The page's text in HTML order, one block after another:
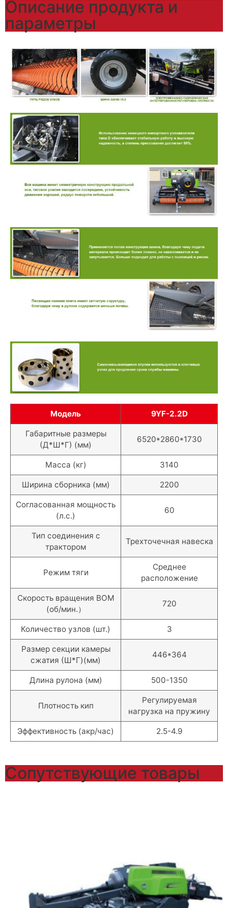
Описание продукта и
параметры​
Модель 9YF-2.2D
Габаритные размеры
(Д*Ш*Г) (мм)
6520*2860*1730
Масса (кг) 3140
Ширина сборника (мм) 2200
Согласованная мощность
(л.с.)
60
Тип соединения с
трактором
Трехточечная навеска
Режим тяги
Среднее
расположение
Скорость вращения ВОМ
(об/мин.）
720
Количество узлов (шт.) 3
Размер секции камеры
сжатия (Ш*Г)(мм)
446*364
Длина рулона (мм) 500-1350
Плотность кип
Регулируемая
нагрузка на пружину
Эффективность (акр/час) 2.5-4.9
Сопутствующие товары​